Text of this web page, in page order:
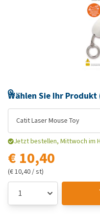
Wählen Sie Ihr
Catit Laser Mouse Toy
Jetzt bestellen, Mittwoch im
€ 10,40
(€ 10,40 / st)